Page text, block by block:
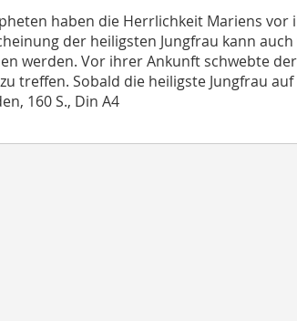
haben die Herrlichkeit Mariens
der heiligsten Jungfrau kann
werden. Vor ihrer Ankunft schwebte
treffen. Sobald die heiligste Jungfrau
160 S., Din A4